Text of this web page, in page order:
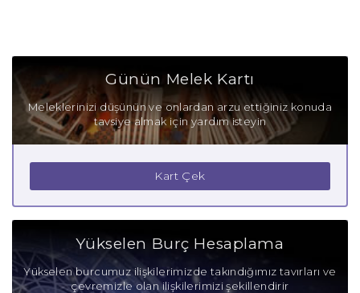
Günün Melek Kartı
Meleklerinizi düşünün ve onlardan arzu ettiğiniz konuda
tavsiye almak için yardım isteyin
Kart Çek
Yükselen Burç Hesaplama
Yükselen burcumuz ilişkilerimizde takındığımız tavırları ve
çevremizle olan ilişkilerimizi şekillendirir